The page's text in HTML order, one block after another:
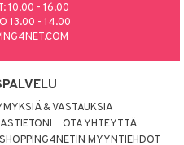
10.00 - 16.00
13.00 - 14.00
& VASTAUKSIA
OTA YHTEYTTÄ
MYYNTIEHDOT